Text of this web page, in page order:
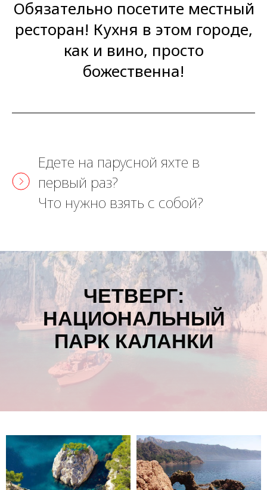
Обязательно посетите местный
ресторан! Кухня в этом городе,
как и вино, просто
божественна!
Едете на парусной яхте в
первый раз?
Что нужно взять с собой?
ЧЕТВЕРГ:
НАЦИОНАЛЬНЫЙ
ПАРК КАЛАНКИ